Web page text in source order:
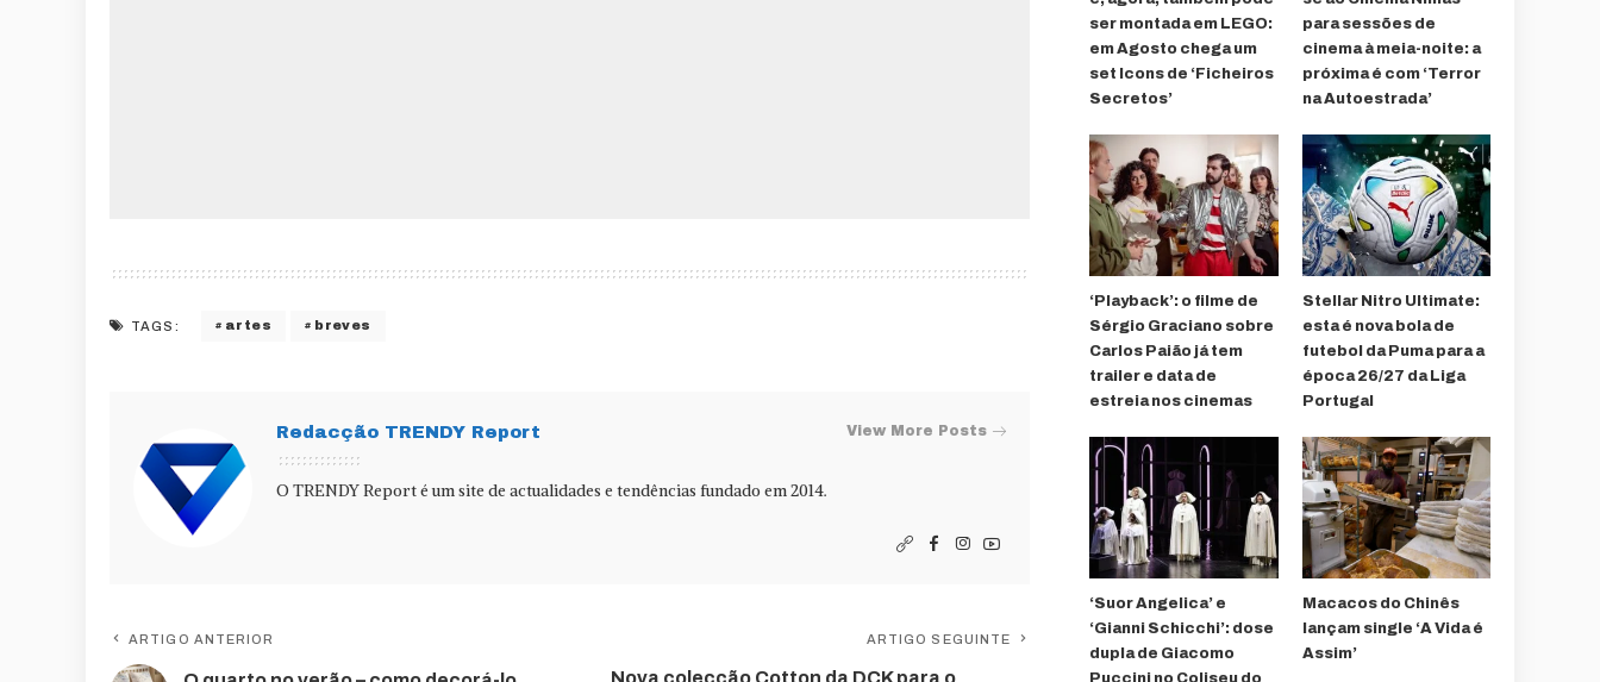
TAGS: artes breves
Redacção TRENDY Report View More Posts
O TRENDY Report é um site de actualidades e tendências fundado em 2014.
ARTIGO ANTERIOR ARTIGO SEGUINTE
Nova colecção Cotton da DCK para o
ser montada em LEGO:
em Agosto chega um
set Icons de ‘Ficheiros
Secretos’
para sessões de
cinema à meia-noite: a
próxima é com ‘Terror
na Autoestrada’
‘Playback’: o filme de
Sérgio Graciano sobre
Carlos Paião já tem
trailer e data de
estreia nos cinemas
Stellar Nitro Ultimate:
esta é nova bola de
futebol da Puma para a
época 26/27 da Liga
Portugal
‘Suor Angelica’ e
‘Gianni Schicchi’: dose
dupla de Giacomo
Puccini no Coliseu do
Macacos do Chinês
lançam single ‘A Vida é
Assim’